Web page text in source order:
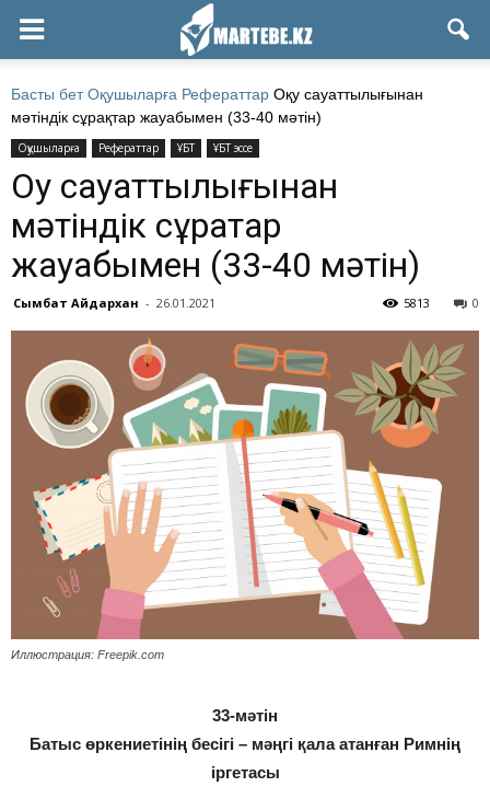
Басты бет Оқушыларға Рефераттар Оқу сауаттылығынан
мәтіндік сұрақтар жауабымен (33-40 мәтін)
Оқушыларға Рефераттар ҰБТ ҰБТ эссе
Оқу сауаттылығынан
мәтіндік сұрақтар
жауабымен (33-40 мәтін)
Сымбат Айдархан - 26.01.2021 0
5813
Иллюстрация: Freepik.com
33-мәтін
Батыс өркениетінің бесігі – мәңгі қала атанған Римнің
іргетасы